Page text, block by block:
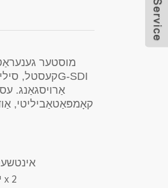
קאָמפּאַטאַביליטי,
7 אינטשעס, 1280×800,
רעפערענץ x 1, יו-עס-בי x 2